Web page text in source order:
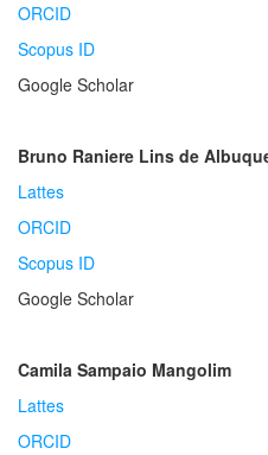
ORCID
Scopus ID
Google Scholar
Bruno Raniere Lins de
Lattes
ORCID
Scopus ID
Google Scholar
Camila Sampaio Mangolim
Lattes
ORCID